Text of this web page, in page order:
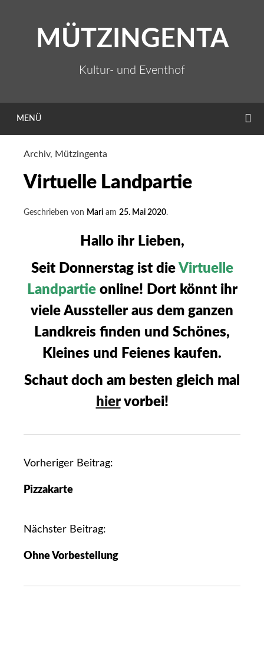
MÜTZINGENTA
Kultur- und Eventhof
MENÜ
Archiv, Mützingenta
Virtuelle Landpartie
Geschrieben von Mari am 25. Mai 2020.
Hallo ihr Lieben,
Seit Donnerstag ist die Virtuelle
Landpartieonline! Dort könnt ihr
viele Aussteller aus dem ganzen
Landkreis finden und Schönes,
Kleines und Feienes kaufen.
Schaut doch am besten gleich mal
hiervorbei!
B
i
r
g
Vorheriger Beitrag:
Pizzakarte
Nächster Beitrag:
Ohne Vorbestellung